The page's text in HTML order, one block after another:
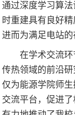
通过深度学习算
时重建具有良好
进而为满足电站的
在学术交流
传热领域的前沿
仅为能源学院师
交流平台，促进